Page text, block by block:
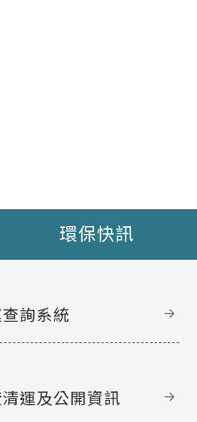
環保快訊
詢系統
運及公開資訊